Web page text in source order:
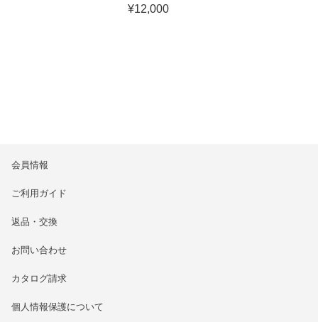
¥12,000
会員情報
ご利用ガイド
返品・交換
お問い合わせ
カタログ請求
個人情報保護について